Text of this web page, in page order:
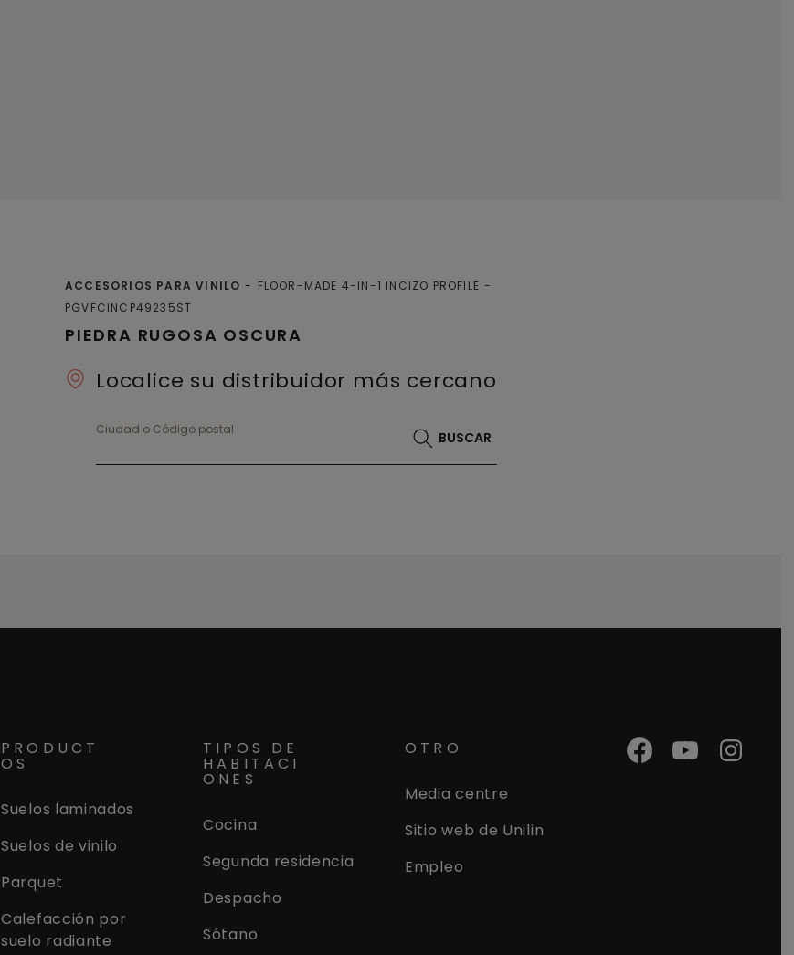
PIEDRA RUGOSA OSCURA
ACCESORIOS PARA VINILO
FLOOR-MADE 4-IN-1 INCIZO PROFILE
PGVFCINCP49235ST
Localice su distribuidor más cercano
Ciudad o Código postal
BUSCAR
PRODUCT
OS
Suelos laminados
Suelos de vinilo
Parquet
Calefacción por
suelo radiante
TIPOS DE
HABITACI
ONES
Cocina
Segunda residencia
Despacho
Sótano
OTRO
Media centre
Sitio web de Unilin
Empleo